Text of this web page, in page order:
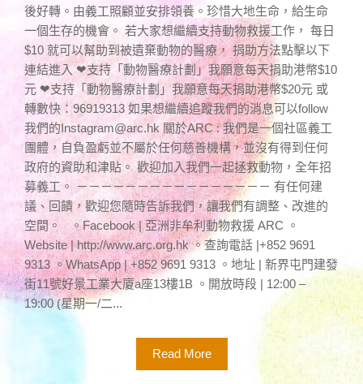
後好轉。由義工照顧並安排領養。珍惜大地生命，給生命
一個生存的機會。 若大家想繼續支持動物救援工作， 每日
$10 就可以幫助到被遺棄動物的醫療， 捐助方法點擊以下
連結進入 ❤支持「動物醫療計劃」我願意每天捐助港幣$10
元 ❤支持「動物醫療計劃」我願意每天捐助港幣$20元 或
轉數快：96919313 如果想繼續追蹤我們的消息可以follow
我們的Instagram@arc.hk 關於ARC : 我們是一個社區義工
團體，自負盈虧並不屬於任何慈善機構，並沒有得到任何
政府的資助和津貼。 歡迎加入我們一起拯救動物，全年招
募義工。 －－－－－－－－－－－－－－－－ 有任何建
議、回饋，歡迎您隨時告訴我們，讓我們有調整、改進的
空間。 。Facebook | 亞洲非牟利動物救援 ARC 。
Website | http://www.arc.org.hk 。查詢電話 |+852 9691
9313 。WhatsApp | +852 9691 9313 。地址 | 新界屯門建發
街11號好景工業大廈a座13樓1B 。開放時段 | 12:00 –
19:00 (星期一/二...
Read More